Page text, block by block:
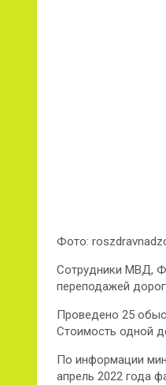
Фото:
Сотрудники МВД,
переподажей
Проведено 25
Стоимость одной
По информации
апрель 2022 года